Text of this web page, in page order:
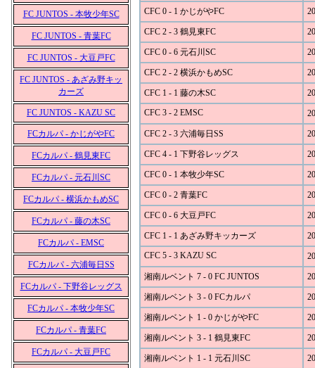
FC JUNTOS - 本牧少年SC
FC JUNTOS - 青葉FC
FC JUNTOS - 大豆戸FC
FC JUNTOS - あざみ野キッ
カーズ
FC JUNTOS - KAZU SC
FCカルパ - かじがやFC
FCカルパ - 鶴見東FC
FCカルパ - 元石川SC
FCカルパ - 横浜かもめSC
FCカルパ - 藤の木SC
FCカルパ - EMSC
FCカルパ - 六浦毎日SS
FCカルパ - 下野谷レッグス
FCカルパ - 本牧少年SC
FCカルパ - 青葉FC
FCカルパ - 大豆戸FC
CFC 0 - 1 かじがやFC
CFC 2 - 3 鶴見東FC
CFC 0 - 6 元石川SC
CFC 2 - 2 横浜かもめSC
CFC 1 - 1 藤の木SC
CFC 3 - 2 EMSC
CFC 2 - 3 六浦毎日SS
CFC 4 - 1 下野谷レッグス
CFC 0 - 1 本牧少年SC
CFC 0 - 2 青葉FC
CFC 0 - 6 大豆戸FC
CFC 1 - 1 あざみ野キッカーズ
CFC 5 - 3 KAZU SC
湘南ルベント 7 - 0 FC JUNTOS
湘南ルベント 3 - 0 FCカルパ
湘南ルベント 1 - 0 かじがやFC
湘南ルベント 3 - 1 鶴見東FC
湘南ルベント 1 - 1 元石川SC